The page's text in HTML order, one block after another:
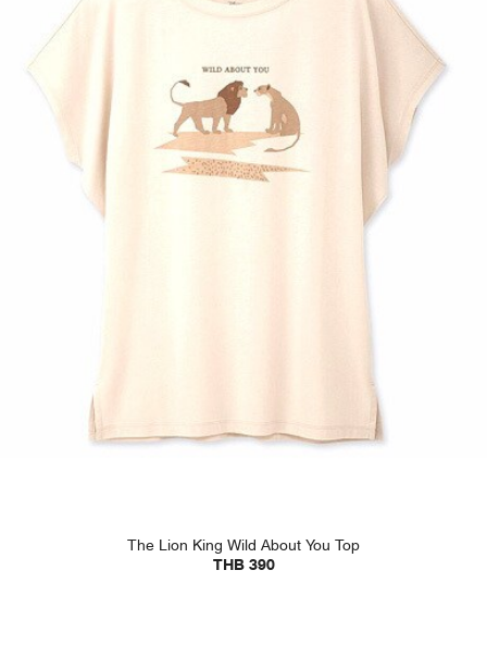
The Lion King Wild About You Top
THB 390